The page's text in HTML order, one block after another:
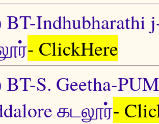
BT-Indhubharathi
- ClickHere
BT-S. Geetha-
கடலூர்-